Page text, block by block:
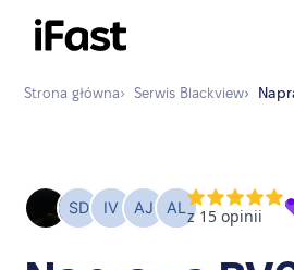
Strona główna› Serwis Blackview›